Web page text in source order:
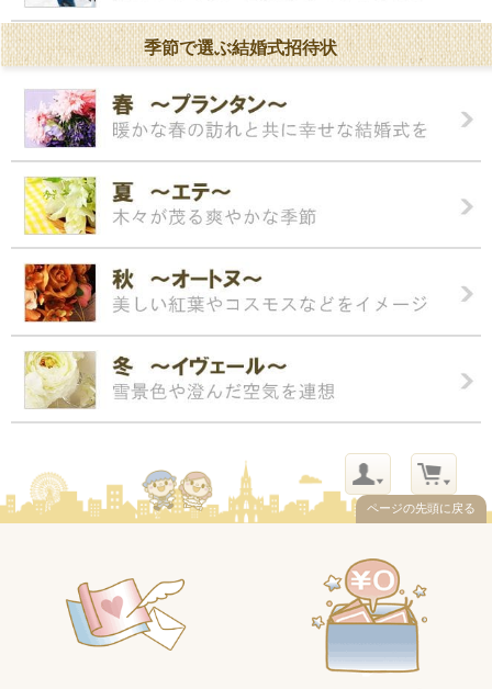
季節で選ぶ結婚式招待状
ページの先頭に戻る